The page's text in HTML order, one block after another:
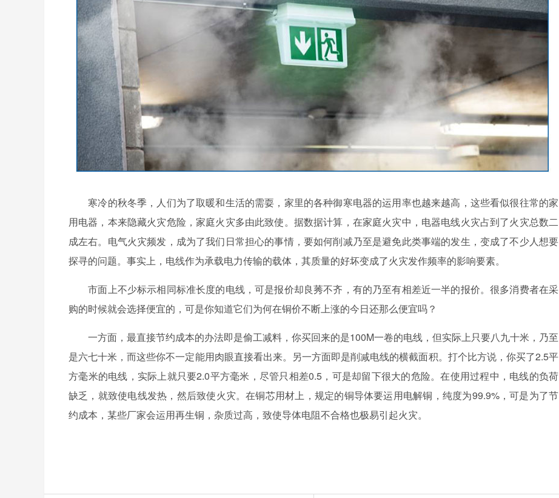
寒冷的秋冬季，人们为了取暖和生活的需耍，家里的各种御寒电器的运用率也越来越高，这些看似很往常的家
用电器，本来隐藏火灾危险，家庭火灾多由此致使。据数据计算，在家庭火灾中，电器电线火灾占到了火灾总数二
成左右。电气火灾频发，成为了我们日常担心的事情，要如何削减乃至是避免此类事端的发生，变成了不少人想要
探寻的问题。事实上，电线作为承载电力传输的载体，其质量的好坏变成了火灾发作频率的影响要素。
市面上不少标示相同标准长度的电线，可是报价却良莠不齐，有的乃至有相差近一半的报价。很多消费者在采
购的时候就会选择便宜的，可是你知道它们为何在铜价不断上涨的今日还那么便宜吗？
一方面，最直接节约成本的办法即是偷工减料，你买回来的是100M一卷的电线，但实际上只要八九十米，乃至
是六七十米，而这些你不一定能用肉眼直接看出来。另一方面即是削减电线的横截面积。打个比方说，你买了2.5平
方毫米的电线，实际上就只要2.0平方毫米，尽管只相差0.5，可是却留下很大的危险。在使用过程中，电线的负荷
缺乏，就致使电线发热，然后致使火灾。在铜芯用材上，规定的铜导体要运用电解铜，纯度为99.9%，可是为了节
约成本，某些厂家会运用再生铜，杂质过高，致使导体电阻不合格也极易引起火灾。